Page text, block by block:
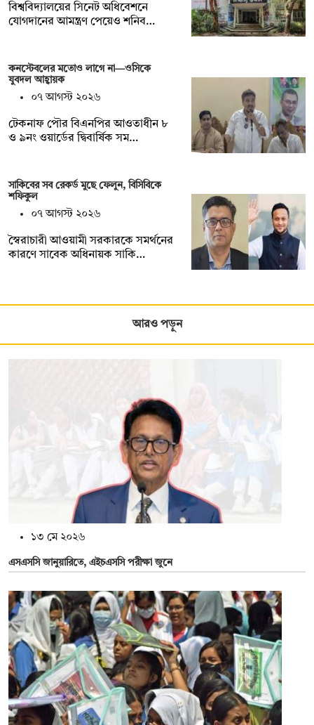
বিশ্ববিদ্যালয়ের সিনেট অধিবেশনে
যোগদানের আমন্ত্রণ পেয়েও শনিব…
কনস্টেবলের মতোও লাগে না—ওসিকে
যুবদল আহ্বায়ক
০৭ আগস্ট ২০২৬
টেকনাফ পৌর বিএনপির আওতাধীন ৮
ও ৯নং ওয়ার্ডের দ্বিবার্ষিক সম…
সাকিবের সব রেকর্ড মুছে ফেলুন, বিসিবিকে
শফিকুল
০৭ আগস্ট ২০২৬
স্বৈরাচারী আওয়ামী সরকারকে সমর্থনের
কারণে সাবেক অধিনায়ক সাকি…
আরও পড়ুন
১৩ মে ২০২৬
এসএসসি জানুয়ারিতে, এইচএসসি পরীক্ষা জুনে